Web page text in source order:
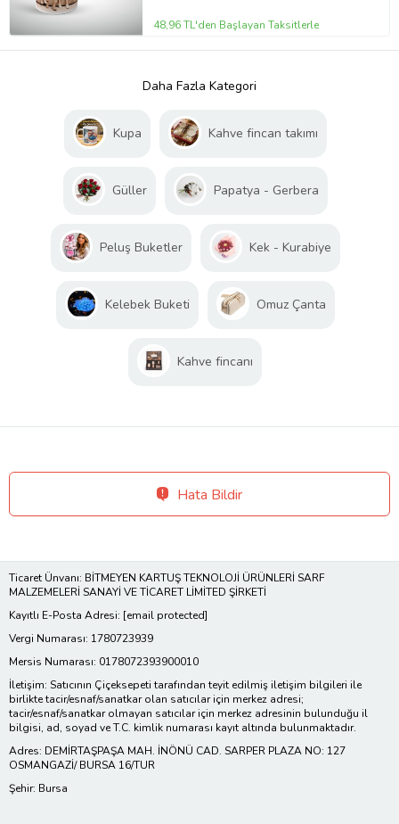
48,96 TL'den Başlayan Taksitlerle
Daha Fazla Kategori
Kupa Kahve fincan takımı
Güller Papatya - Gerbera
Peluş Buketler Kek - Kurabiye
Kelebek Buketi Omuz Çanta
Kahve fincanı
Hata Bildir
Ticaret Ünvanı: BİTMEYEN KARTUŞ TEKNOLOJİ ÜRÜNLERİ SARF
MALZEMELERİ SANAYİ VE TİCARET LİMİTED ŞİRKETİ
Kayıtlı E-Posta Adresi: [email protected]
Vergi Numarası: 1780723939
Mersis Numarası: 0178072393900010
İletişim: Satıcının Çiçeksepeti tarafından teyit edilmiş iletişim bilgileri ile
birlikte tacir/esnaf/sanatkar olan satıcılar için merkez adresi;
tacir/esnaf/sanatkar olmayan satıcılar için merkez adresinin bulunduğu il
bilgisi, ad, soyad ve T.C. kimlik numarası kayıt altında bulunmaktadır.
Adres: DEMİRTAŞPAŞA MAH. İNÖNÜ CAD. SARPER PLAZA NO: 127
OSMANGAZİ/ BURSA 16/TUR
Şehir: Bursa